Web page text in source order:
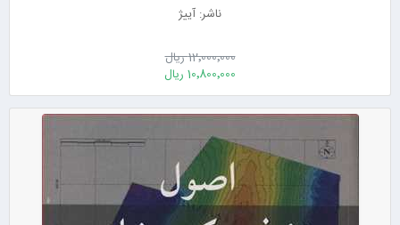
ناشر: آییژ
12٬000٬000 ریال
10٬800٬000 ریال